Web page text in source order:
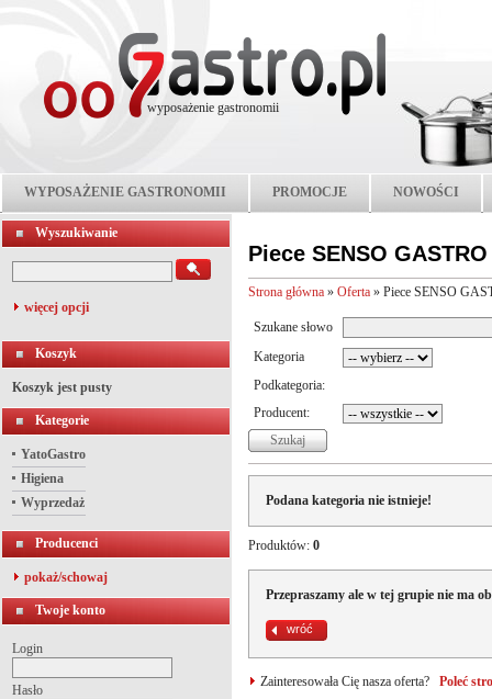
wyposażenie gastronomii
WYPOSAŻENIE GASTRONOMII PROMOCJE NOWOŚCI
Wyszukiwanie
więcej opcji
Koszyk
Koszyk jest pusty
Kategorie
YatoGastro
Higiena
Wyprzedaż
Producenci
pokaż/schowaj
Twoje konto
Login
Hasło
Piece SENSO GASTRO
Strona główna » Oferta » Piece SENSO
Szukane słowo
Kategoria
Podkategoria:
Producent:
Podana kategoria nie istnieje!
Produktów: 0
Przepraszamy ale w tej grupie nie ma
wróć
Zainteresowała Cię nasza oferta? Poleć